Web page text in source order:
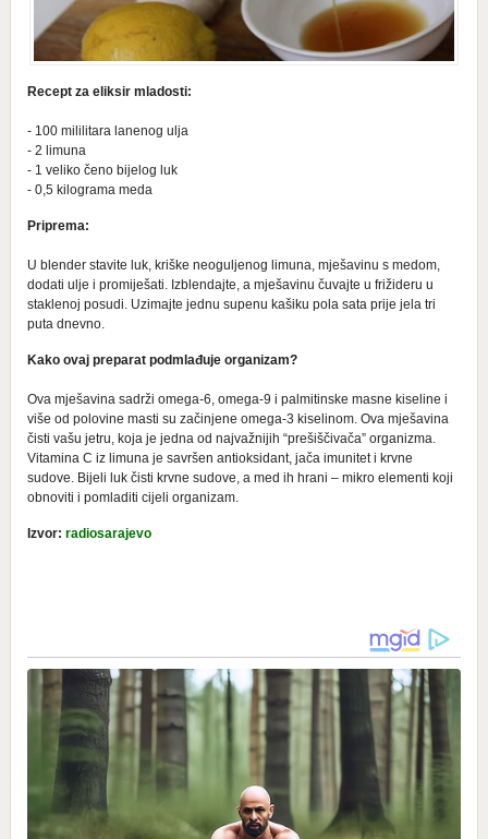
Recept za eliksir mladosti:
- 100 mililitara lanenog ulja
- 2 limuna
- 1 veliko čeno bijelog luk
- 0,5 kilograma meda
Priprema:
U blender stavite luk, kriške neoguljenog limuna, mješavinu s medom,
dodati ulje i promiješati. Izblendajte, a mješavinu čuvajte u frižideru u
staklenoj posudi. Uzimajte jednu supenu kašiku pola sata prije jela tri
puta dnevno.
Kako ovaj preparat podmlađuje organizam?
Ova mješavina sadrži omega-6, omega-9 i palmitinske masne kiseline i
više od polovine masti su začinjene omega-3 kiselinom. Ova mješavina
čisti vašu jetru, koja je jedna od najvažnijih “prešiščivača” organizma.
Vitamina C iz limuna je savršen antioksidant, jača imunitet i krvne
sudove. Bijeli luk čisti krvne sudove, a med ih hrani – mikro elementi koji
obnoviti i pomladiti cijeli organizam.
Izvor: radiosarajevo